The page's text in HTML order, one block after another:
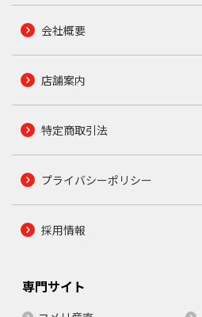
会社概要
店舗案内
特定商取引法
プライバシーポリシー
採用情報
専門サイト